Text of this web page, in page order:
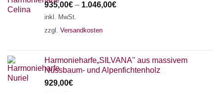
935,00€ – 1.046,00€
inkl. MwSt.
zzgl. Versandkosten
Harmonieharfe„SILVANA" aus massivem
Nussbaum- und Alpenfichtenholz
929,00€